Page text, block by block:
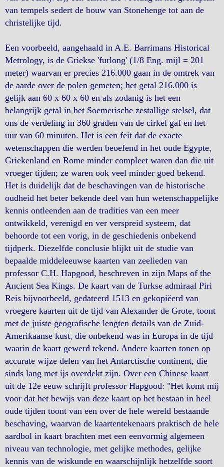
van tempels sedert de bouw van Stonehenge tot aan de
christelijke tijd.
Een voorbeeld, aangehaald in A.E. Barrimans Historical
Metrology, is de Griekse 'furlong' (1/8 Eng. mijl = 201
meter) waarvan er precies 216.000 gaan in de omtrek van
de aarde over de polen gemeten; het getal 216.000 is
gelijk aan 60 x 60 x 60 en als zodanig is het een
belangrijk getal in het Soemerische zestallige stelsel, dat
ons de verdeling in 360 graden van de cirkel gaf en het
uur van 60 minuten. Het is een feit dat de exacte
wetenschappen die werden beoefend in het oude Egypte,
Griekenland en Rome minder compleet waren dan die uit
vroeger tijden; ze waren ook veel minder goed bekend.
Het is duidelijk dat de beschavingen van de historische
oudheid het beter bekende deel van hun wetenschappelijke
kennis ontleenden aan de tradities van een meer
ontwikkeld, verenigd en ver verspreid systeem, dat
behoorde tot een vorig, in de geschiedenis onbekend
tijdperk. Diezelfde conclusie blijkt uit de studie van
bepaalde middeleeuwse kaarten van zeelieden van
professor C.H. Hapgood, beschreven in zijn Maps of the
Ancient Sea Kings. De kaart van de Turkse admiraal Piri
Reis bijvoorbeeld, gedateerd 1513 en gekopiëerd van
vroegere kaarten uit de tijd van Alexander de Grote, toont
met de juiste geografische lengten details van de Zuid-
Amerikaanse kust, die onbekend was in Europa in de tijd
waarin de kaart gewerd tekend. Andere kaarten tonen op
accurate wijze delen van het Antarctische continent, die
sinds lang met ijs overdekt zijn. Over een Chinese kaart
uit de 12e eeuw schrijft professor Hapgood: "Het komt mij
voor dat het bewijs van deze kaart op het bestaan in heel
oude tijden toont van een over de hele wereld bestaande
beschaving, waarvan de kaartentekenaars praktisch de hele
aardbol in kaart brachten met een eenvormig algemeen
niveau van technologie, met gelijke methodes, gelijke
kennis van de wiskunde en waarschijnlijk hetzelfde soort